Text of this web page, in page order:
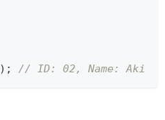
) ; // ID: 02, Name: Aki